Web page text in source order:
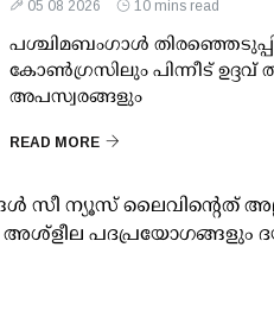
05 08 2026 10 mins read
പശ്ചിമബംഗാള്‍
കോണ്‍ഗ്രസിലും പിന്നീട്
അപസ്വരങ്ങളും
READ MORE
സീ ന്യൂസ് ലൈവിന്റെത്
പദപ്രയോഗങ്ങളും